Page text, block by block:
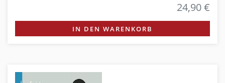
24,90 €
IN DEN WARENKORB